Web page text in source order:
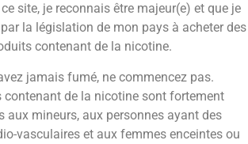
50mlde la gammeKaïju
est une véritable explosion de
l’univers desKaijuavec cette
au goût de sablé,poireet
site, je reconnais être majeur(e) et que je
la législation de mon pays à acheter des
contenant de la nicotine.
jamais fumé, ne commencez pas.
contenant de la nicotine sont fortement
aux mineurs, aux personnes ayant des
vasculaires et aux femmes enceintes ou